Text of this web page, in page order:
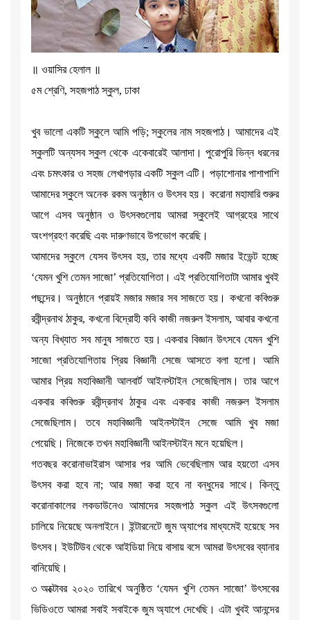
॥ ওয়াসির হেলাল ॥
৫ম শ্রেণি, সহজপাঠ স্কুল, ঢাকা
খুব ভালো একটি স্কুলে আমি পড়ি; স্কুলের নাম সহজপাঠ। আমাদের এই
স্কুলটি অন্যসব স্কুল থেকে একেবারেই আলাদা। পুরোপুরি ভিন্ন ধরনের
এবং চমৎকার ও সহজ লেখাপড়ার একটি স্কুল এটি। পড়াশোনার পাশাপাশি
আমাদের স্কুলে অনেক রকম অনুষ্ঠান ও উৎসব হয়। করোনা মহামারি শুরুর
আগে এসব অনুষ্ঠান ও উৎসবগুলোয় আমরা স্কুলেই আগ্রহের সাথে
অংশগ্রহণ করেছি এবং দারুণভাবে উপভোগ করেছি।
আমাদের স্কুলে যেসব উৎসব হয়, তার মধ্যে একটি মজার ইভেন্ট হচ্ছে
‘যেমন খুশি তেমন সাজো’ প্রতিযোগিতা। এই প্রতিযোগিতাটা আমার খুবই
পছন্দের। অনুষ্ঠানে প্রায়ই মজার মজার সব সাজতে হয়। কখনো কবিগুরু
রবীন্দ্রনাথ ঠাকুর, কখনো বিদ্রোহী কবি কাজী নজরুল ইসলাম, আবার কখনো
অন্য বিখ্যাত সব মানুষ সাজতে হয়। একবার বিজ্ঞান উৎসবে যেমন খুশি
সাজো প্রতিযোগিতায় প্রিয় বিজ্ঞানী সেজে আসতে বলা হলো। আমি
আমার প্রিয় মহাবিজ্ঞানী আলবার্ট আইনস্টাইন সেজেছিলাম। তার আগে
একবার কবিগুরু রবীন্দ্রনাথ ঠাকুর এবং একবার কাজী নজরুল ইসলাম
সেজেছিলাম। তবে মহাবিজ্ঞানী আইনস্টাইন সেজে আমি খুব মজা
পেয়েছি। নিজেকে তখন মহাবিজ্ঞানী আইনস্টাইন মনে হয়েছিল।
গতবছর করোনাভাইরাস আসার পর আমি ভেবেছিলাম আর হয়তো এসব
উৎসব করা হবে না; আর মজা করা হবে না বন্ধুদের সাথে। কিন্তু
করোনাকালের লকডাউনেও আমাদের সহজপাঠ স্কুল এই উৎসবগুলো
চালিয়ে নিয়েছে অনলাইনে। ইন্টারনেটে জুম অ্যাপের মাধ্যমেই হয়েছে সব
উৎসব। ইউটিউব থেকে আইডিয়া নিয়ে বাসায় বসে আমরা উৎসবের ব্যানার
বানিয়েছি।
৩ অক্টোবর ২০২০ তারিখে অনুষ্ঠিত ‘যেমন খুশি তেমন সাজো’ উৎসবের
ভিডিওতে আমরা সবাই সবাইকে জুম অ্যাপে দেখেছি। এটা খুবই আনন্দের